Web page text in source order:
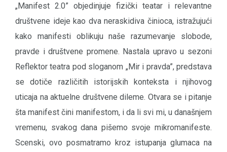
„Manifest 2.0” objedinjuje fizički teatar i relevantne
društvene ideje kao dva neraskidiva činioca, istražujući
kako manifesti oblikuju naše razumevanje slobode,
pravde i društvene promene. Nastala upravo u sezoni
Reflektor teatra pod sloganom „Mir i pravda”, predstava
se dotiče različitih istorijskih konteksta i njihovog
uticaja na aktuelne društvene dileme. Otvara se i pitanje
šta manifest čini manifestom, i da li svi mi, u današnjem
vremenu, svakog dana pišemo svoje mikromanifeste.
Scenski, ovo posmatramo kroz istupanja glumaca na